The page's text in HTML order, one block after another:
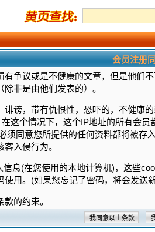
会员注册
争议或是不健康的文章，但是他们
非是由他们发表的）。
谤，带有仇恨性，恐吓的，不健康
这个情况下，这个IP地址的所有会
须同意您所提供的任何资料都将被
入侵行为。
息(在您使用的本地计算机)，这些
用。(如果您忘记了密码，将会发送
的约束。